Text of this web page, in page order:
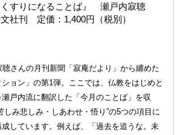
くすりになることば』 瀬戸内寂聴
社刊 定価：1,400円（税別）
さんの月刊新聞「寂庵だより」から纏めた
ョン」の第1弾。ここでは、仏教をはじめと
戸内流に翻訳した「今月のことば」を収
しみ悲しみ・しあわせ・悟り”の5つの項目に
しています。例えば、「過去を追うな。未